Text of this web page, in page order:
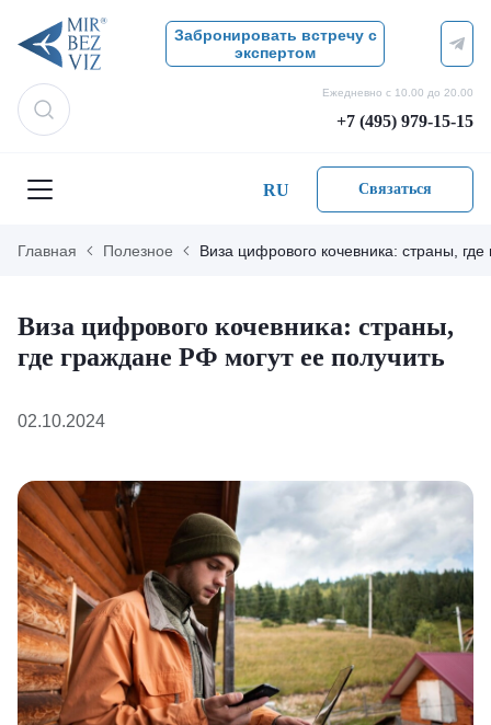
Забронировать встречу с
экспертом
Ежедневно с 10.00 до 20.00
+7 (495) 979-15-15
RU Связаться
Главная Полезное Виза цифрового кочевника: страны,
Виза цифрового кочевника: страны,
где граждане РФ могут ее получить
02.10.2024